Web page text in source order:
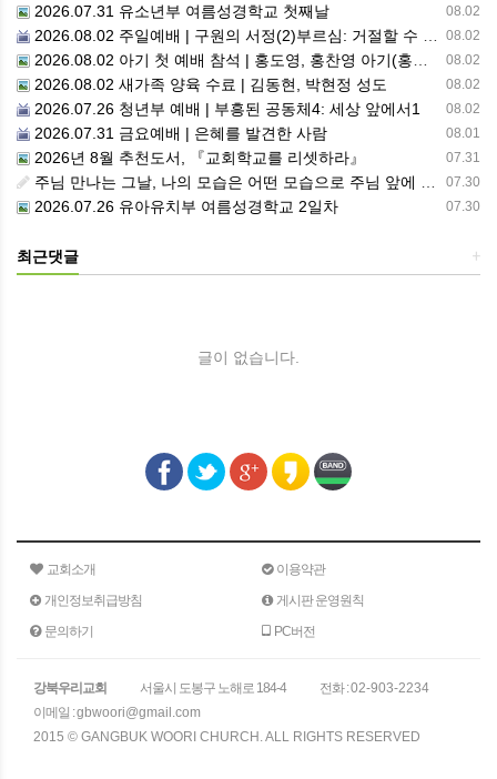
08.02
2026.07.31 유소년부 여름성경학교 첫째날
08.02
2026.08.02 주일예배 | 구원의 서정(2)부르심: 거절할 수 없는 은혜의 시작
08.02
2026.08.02 아기 첫 예배 참석 | 홍도영, 홍찬영 아기(홍석진, 임자현 집사 가정)
08.02
2026.08.02 새가족 양육 수료 | 김동현, 박현정 성도
08.02
2026.07.26 청년부 예배 | 부흥된 공동체4: 세상 앞에서1
08.01
2026.07.31 금요예배 | 은혜를 발견한 사람
07.31
2026년 8월 추천도서, 『교회학교를 리셋하라』
07.30
주님 만나는 그날, 나의 모습은 어떤 모습으로 주님 앞에 서게 될까 ??????
07.30
2026.07.26 유아유치부 여름성경학교 2일차
+
최근댓글
글이 없습니다.
교회소개
이용약관
개인정보취급방침
게시판 운영원칙
문의하기
PC버전
강북우리교회 서울시 도봉구 노해로 184-4 전화 :02-903-2234
이메일 :gbwoori@gmail.com
2015 © GANGBUK WOORI CHURCH. ALL RIGHTS RESERVED